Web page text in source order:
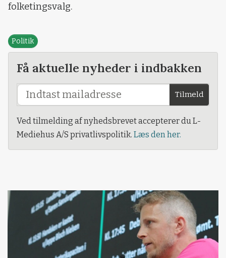
folketingsvalg.
Politik
Få aktuelle nyheder i indbakken
Tilmeld
Ved tilmelding af nyhedsbrevet accepterer du L-
Mediehus A/S privatlivspolitik. Læs den her.